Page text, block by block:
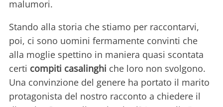
malumori.
Stando alla storia che stiamo per raccontarvi,
poi, ci sono uomini fermamente convinti che
alla moglie spettino in maniera quasi scontata
certi compiti casalinghi che loro non svolgono.
Una convinzione del genere ha portato il marito
protagonista del nostro racconto a chiedere il